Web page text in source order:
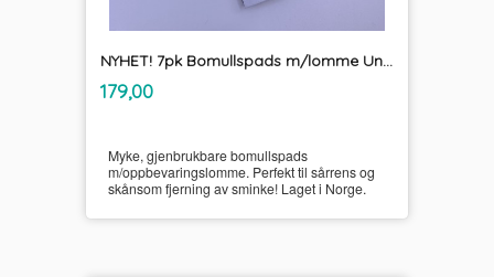
NYHET! 7pk Bomullspads m/lomme Unikum
Pris
179,00mva.
Myke, gjenbrukbare bomullspads
m/oppbevaringslomme. Perfekt til sårrens og
skånsom fjerning av sminke! Laget i Norge.